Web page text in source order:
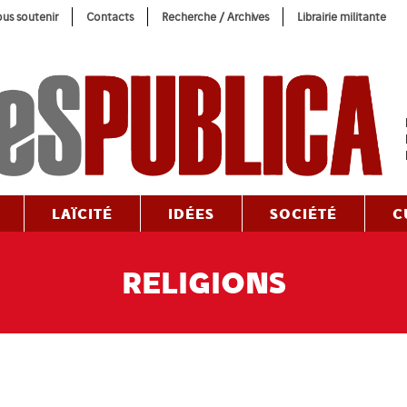
soutenir Contacts Recherche / Archives Librairie militante
LAÏCITÉ IDÉES SOCIÉTÉ
RELIGIONS